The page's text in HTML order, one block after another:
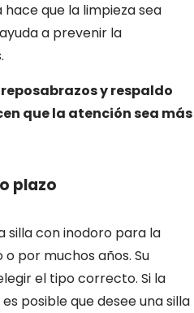
hace que la limpieza sea
a prevenir la
y respaldo
que la atención sea más
plazo
silla con inodoro para la
por muchos años. Su
el tipo correcto. Si la
posible que desee una silla